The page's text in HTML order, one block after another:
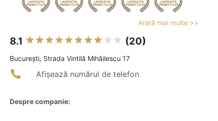
Arată mai multe >>
8.1 (20)
Bucureşti, Strada Vintilă Mihăilescu 17
Afișează numărul de telefon
Despre companie: